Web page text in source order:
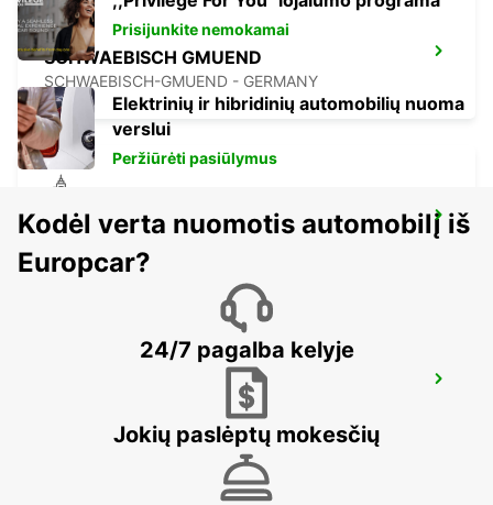
SCHWAEBISCH GMUEND
SCHWAEBISCH-GMUEND - GERMANY
LUDWIGSBURG
Prisijunkite nemokamai
Elektrinių ir hibridinių automobilių nuoma
verslui
Peržiūrėti pasiūlymus
Kodėl verta nuomotis automobilį iš
Europcar?
24/7 pagalba kelyje
Jokių paslėptų mokesčių